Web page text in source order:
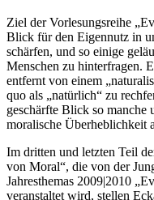
Ziel der Vorlesungsreihe
Blick für den Eigennutz in
schärfen, und so einige
Menschen zu hinterfragen.
entfernt von einem
quo als „natürlich“ zu
geschärfte Blick so manche
moralische Überheblichkeit
Im dritten und letzten Teil
von Moral“, die von der
Jahresthemas 2009|2010
veranstaltet wird, stellen